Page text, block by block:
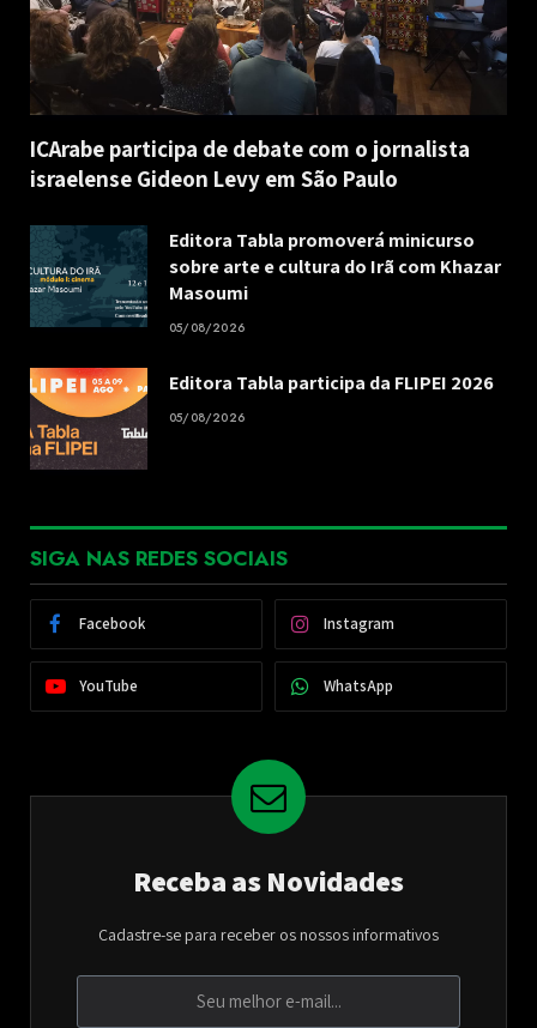
ICArabe participa de debate com o jornalista
israelense Gideon Levy em São Paulo
Editora Tabla promoverá minicurso
sobre arte e cultura do Irã com Khazar
Masoumi
05/08/2026
Editora Tabla participa da FLIPEI 2026
05/08/2026
SIGA NAS REDES SOCIAIS
Facebook Instagram
YouTube WhatsApp
Receba as Novidades
Cadastre-se para receber os nossos informativos